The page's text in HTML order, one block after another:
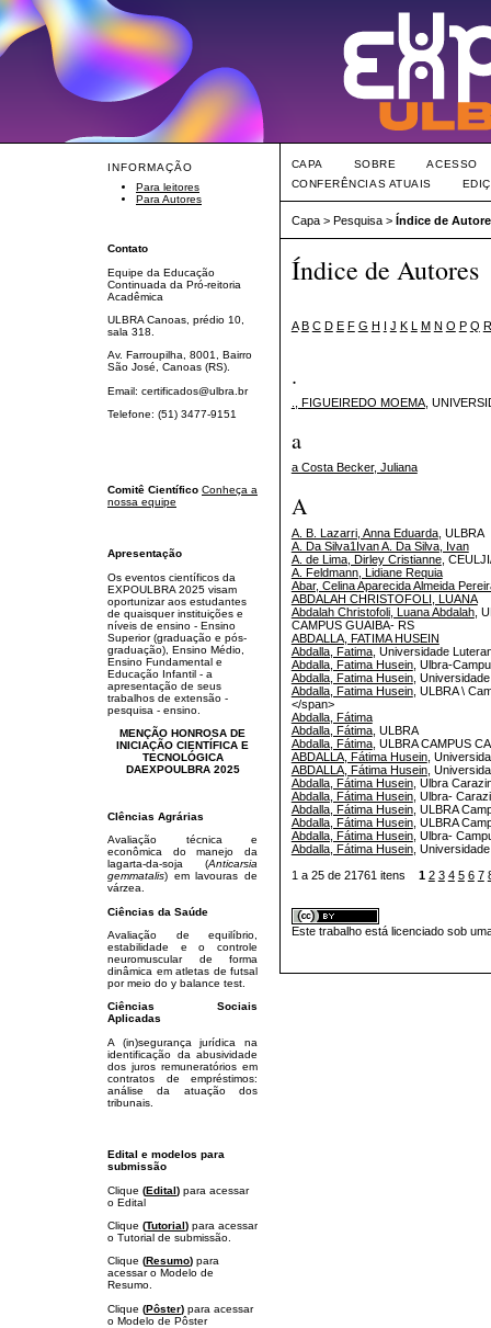
INFORMAÇÃO
Para leitores
Para Autores
Contato
Equipe da Educação
Continuada da Pró-reitoria
Acadêmica
ULBRA Canoas, prédio 10,
sala 318.
Av. Farroupilha, 8001, Bairro
São José, Canoas (RS).
Email: certificados@ulbra.br
Telefone: (51) 3477-9151
Comitê Científico Conheça a
nossa equipe
Apresentação
Os eventos científicos da
EXPOULBRA 2025 visam
oportunizar aos estudantes
de quaisquer instituições e
níveis de ensino - Ensino
Superior (graduação e pós-
graduação), Ensino Médio,
Ensino Fundamental e
Educação Infantil - a
apresentação de seus
trabalhos de extensão -
pesquisa - ensino.
MENÇÃO HONROSA DE
INICIAÇÃO CIENTÍFICA E
TECNOLÓGICA
DAEXPOULBRA 2025
CIências Agrárias
Avaliação técnica e
econômica do manejo da
lagarta-da-soja (Anticarsia
gemmatalis) em lavouras de
várzea.
Ciências da Saúde
Avaliação de equilíbrio,
estabilidade e o controle
neuromuscular de forma
dinâmica em atletas de futsal
por meio do y balance test.
Ciências Sociais
Aplicadas
A (in)segurança jurídica na
identificação da abusividade
dos juros remuneratórios em
contratos de empréstimos:
análise da atuação dos
tribunais.
Edital e modelos para
submissão
Clique (Edital) para acessar
o Edital
Clique (Tutorial) para acessar
o Tutorial de submissão.
Clique (Resumo) para
acessar o Modelo de
Resumo.
Clique (Pôster) para acessar
o Modelo de Pôster
CAPA SOBRE
ACESSO
CONFERÊNCIAS ATUAIS
Capa> Pesquisa> Índice de
Índice de Autores
A B C D E F G H I J K L M N O P Q R
.
., FIGUEIREDO MOEMA,
a
a Costa Becker, Juliana
A
A. B. Lazarri, Anna Eduarda, ULBRA
A. Da Silva1Ivan A. Da Silva, Ivan
A. de Lima, Dirley Cristianne,
A. Feldmann, Lidiane Requia
Abar, Celina Aparecida Almeida
ABDALAH CHRISTOFOLI, LUANA
Abdalah Christofoli, Luana Abdalah,
CAMPUS GUAIBA- RS
ABDALLA, FATIMA HUSEIN
Abdalla, Fatima, Universidade
Abdalla, Fatima Husein, Ulbra-
Abdalla, Fatima Husein,
Abdalla, Fatima Husein, ULBRA \
</span>
Abdalla, Fátima
Abdalla, Fátima, ULBRA
Abdalla, Fátima, ULBRA CAMPUS
ABDALLA, Fátima Husein,
ABDALLA, Fátima Husein,
Abdalla, Fátima Husein, Ulbra
Abdalla, Fátima Husein, Ulbra-
Abdalla, Fátima Husein, ULBRA
Abdalla, Fátima Husein, ULBRA
Abdalla, Fátima Husein, Ulbra-
Abdalla, Fátima Husein,
1 a 25 de 21761 itens 1 2 3 4 5 6 7
Este trabalho está licenciado sob